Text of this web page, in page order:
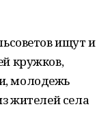
ищут и
кружков,
молодежь
жителей села